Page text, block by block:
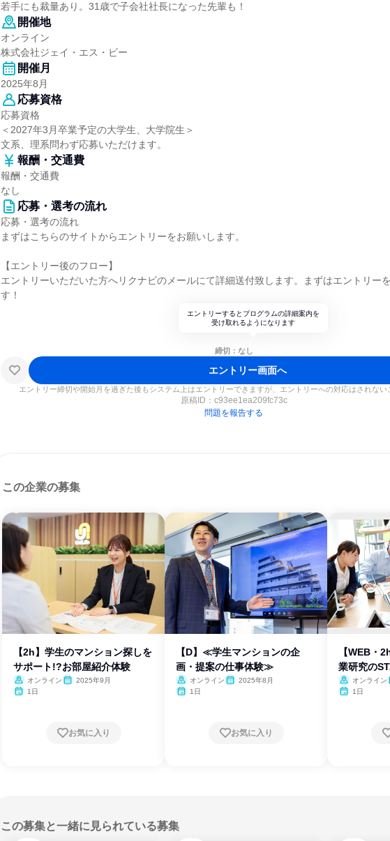
若手にも裁量あり。31歳で子会社社長になった先輩も！
開催地
オンライン
株式会社ジェイ・エス・ビー
開催月
2025年8月
応募資格
応募資格
＜2027年3月卒業予定の大学生、大学院生＞
文系、理系問わず応募いただけます。
報酬・交通費
報酬・交通費
なし
応募・選考の流れ
応募・選考の流れ
まずはこちらのサイトからエントリーをお願いします。
【エントリー後のフロー】
エントリーいただいた方へリクナビのメールにて詳細送付致します。まずはエントリー
す！
エントリーするとプログラムの詳細案内を
受け取れるようになります
締切：なし
エントリー画面へ
エントリー締切や開始月を過ぎた後もシステム上はエントリーできますが、エントリーへの対応はされない
原稿ID： c93ee1ea209fc73c
問題を報告する
この企業の募集
【2h】学生のマンション探しを
サポート!?お部屋紹介体験
オンライン
2025年9月
1日
お気に入り
【D】≪学生マンションの企
画・提案の仕事体験≫
オンライン
2025年8月
1日
お気に入り
【WEB・
業研究の
オンライン
1日
この募集と一緒に見られている募集